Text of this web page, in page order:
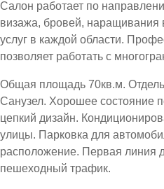
Салон работает по
визажа, бровей, наращивания
услуг в каждой области.
позволяет работать с
Общая площадь 70кв.м.
Санузел. Хорошее состояние
цепкий дизайн.
улицы. Парковка для
расположение. Первая линия
пешеходный трафик.